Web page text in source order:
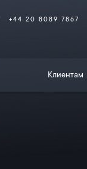
+44 20 8089 7867
Клиентам